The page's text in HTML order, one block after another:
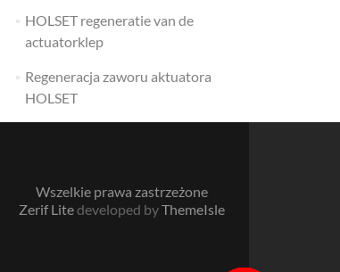
HOLSET regeneratie van de
actuatorklep
Regeneracja zaworu aktuatora
HOLSET
Wszelkie prawa zastrzeżone
Zerif Litedeveloped byThemeIsle